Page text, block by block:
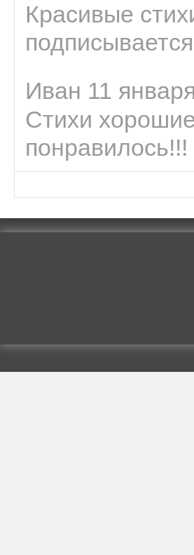
Красивые
Иван 11
Стихи
понравилось!!!